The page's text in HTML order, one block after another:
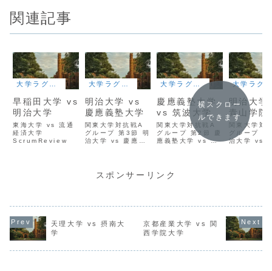
関連記事
早稲田大学 vs
明治大学
東海大学 vs 流通
経済大学
ScrumReview
明治大学 vs
慶應義塾大学
関東大学対抗戦A
グループ 第3節 明
治大学 vs 慶應義
慶應義塾大学
vs 筑波大学
関東大学対抗戦A
グループ 第2節 慶
應義塾大学 vs 筑
明治大
青山学院
関東大学対
グループ
治大学 vs
横スクロー
ルできます
スポンサーリンク
天理大学 vs 摂南大
学
京都産業大学 vs 関
西学院大学